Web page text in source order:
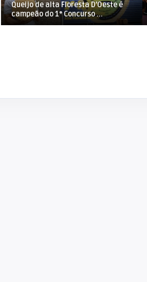
Queijo de alta Floresta D’Oeste é
campeão do 1° Concurso ...